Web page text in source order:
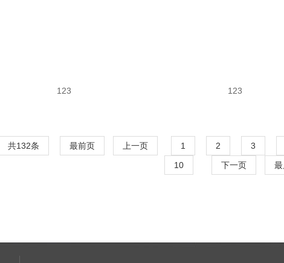
123 123
共132条 最前页 上一页 1 2
3
10
下一页